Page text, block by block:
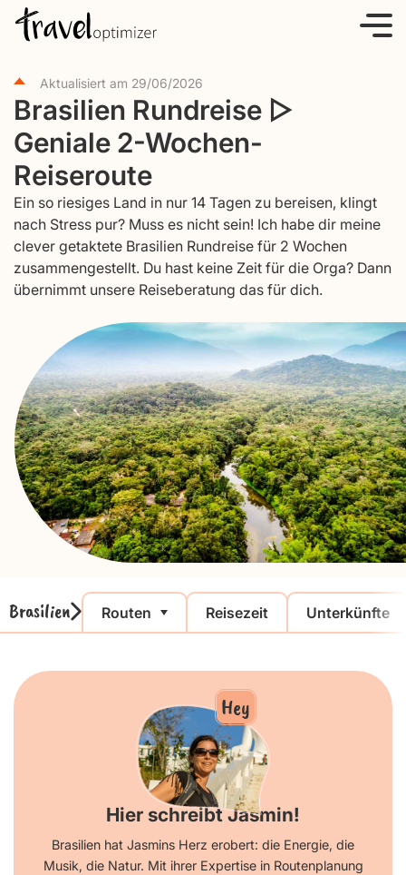
Aktualisiert am 29/06/2026
Brasilien Rundreise ▷
Geniale 2-Wochen-
Reiseroute
Ein so riesiges Land in nur 14 Tagen zu bereisen, klingt
nach Stress pur? Muss es nicht sein! Ich habe dir meine
clever getaktete Brasilien Rundreise für 2 Wochen
zusammengestellt. Du hast keine Zeit für die Orga? Dann
übernimmt unsere Reiseberatung das für dich.
Brasilien Routen Reisezeit Unterkünfte
Hey
Hier schreibt Jasmin!
Brasilien hat Jasmins Herz erobert: die Energie, die
Musik, die Natur. Mit ihrer Expertise in Routenplanung